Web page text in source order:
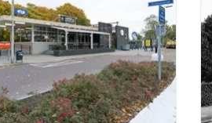
ZUM WARENKORB HINZUFÜGEN